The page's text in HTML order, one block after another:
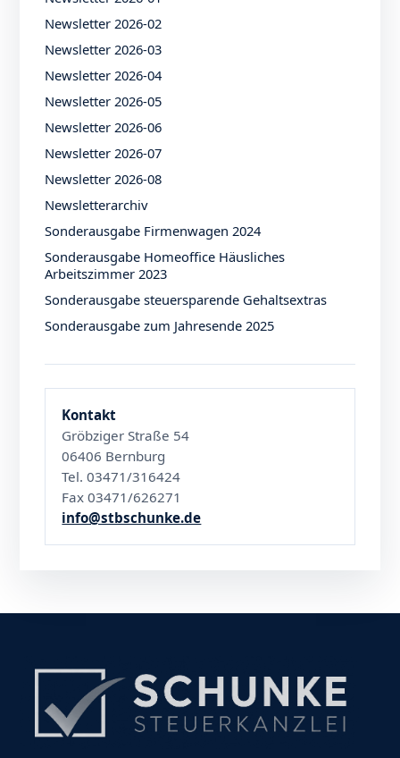
Newsletter 2026-02
Newsletter 2026-03
Newsletter 2026-04
Newsletter 2026-05
Newsletter 2026-06
Newsletter 2026-07
Newsletter 2026-08
Newsletterarchiv
Sonderausgabe Firmenwagen 2024
Sonderausgabe Homeoffice Häusliches
Arbeitszimmer 2023
Sonderausgabe steuersparende Gehaltsextras
Sonderausgabe zum Jahresende 2025
Kontakt
Gröbziger Straße 54
06406 Bernburg
Tel. 03471/316424
Fax 03471/626271
info@stbschunke.de